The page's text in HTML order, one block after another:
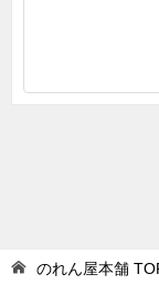
のれん屋本舗